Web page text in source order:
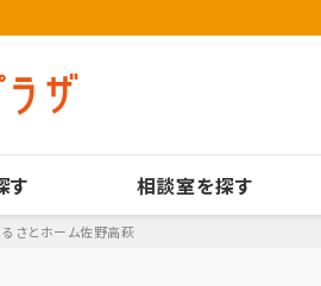
す 相談室を探す
るさとホーム佐野高萩